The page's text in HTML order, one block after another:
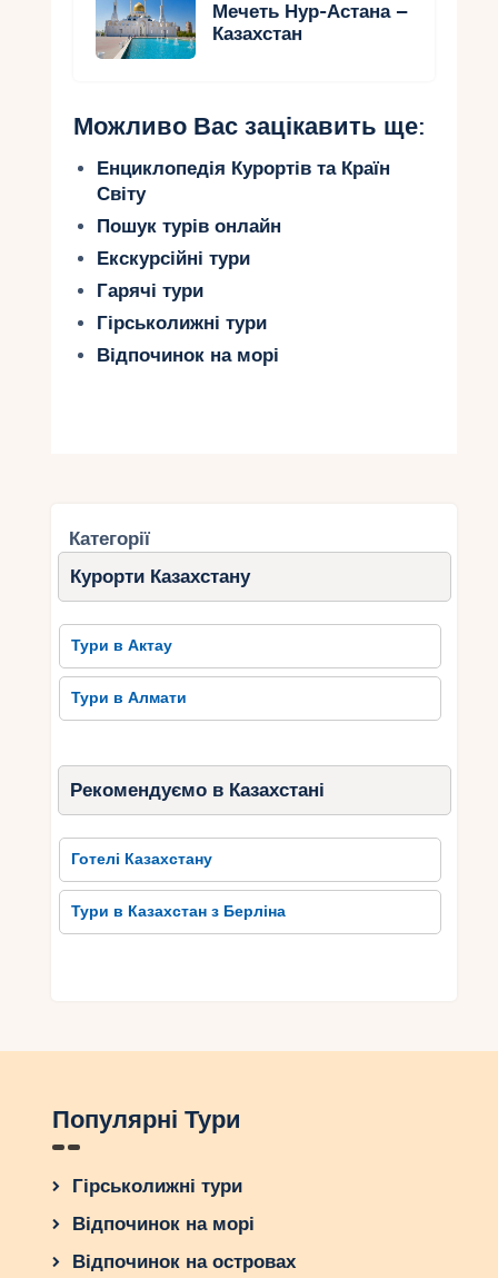
Мечеть Нур-Астана –
Казахстан
Можливо Вас зацікавить ще:
Енциклопедія Курортів та Країн
Світу
Пошук турів онлайн
Екскурсійні тури
Гарячі тури
Гірськолижні тури
Відпочинок на морі
Категорії
Курорти Казахстану
Тури в Актау
Тури в Алмати
Рекомендуємо в Казахстані
Готелі Казахстану
Тури в Казахстан з Берліна
Популярні Тури
Гірськолижні тури
Відпочинок на морі
Відпочинок на островах